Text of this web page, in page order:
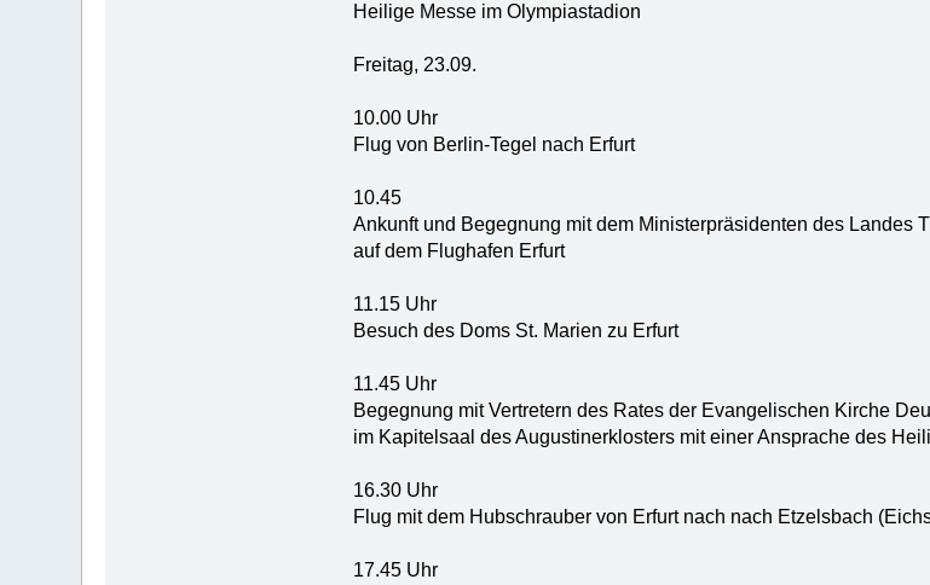
Heilige Messe im Olympiastadion
Freitag, 23.09.
10.00 Uhr
Flug von Berlin-Tegel nach Erfurt
10.45
Ankunft und Begegnung mit dem Ministerpräsidenten des Landes
auf dem Flughafen Erfurt
11.15 Uhr
Besuch des Doms St. Marien zu Erfurt
11.45 Uhr
Begegnung mit Vertretern des Rates der Evangelischen Kirche
im Kapitelsaal des Augustinerklosters mit einer Ansprache des
16.30 Uhr
Flug mit dem Hubschrauber von Erfurt nach nach Etzelsbach
17.45 Uhr